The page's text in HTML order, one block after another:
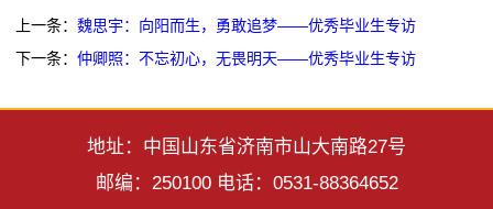
上一条：魏思宇：向阳而生，勇敢追梦——优秀毕业生专访
下一条：仲卿照：不忘初心，无畏明天——优秀毕业生专访
地址：中国山东省济南市山大南路27号
邮编：250100 电话：0531-88364652